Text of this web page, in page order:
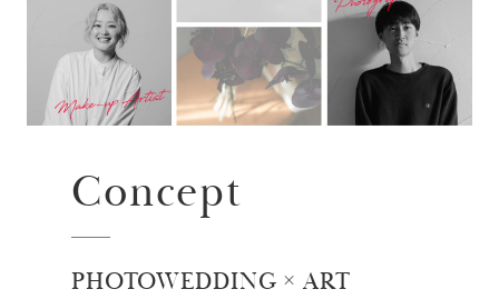
Concept
PHOTOWEDDING × ART